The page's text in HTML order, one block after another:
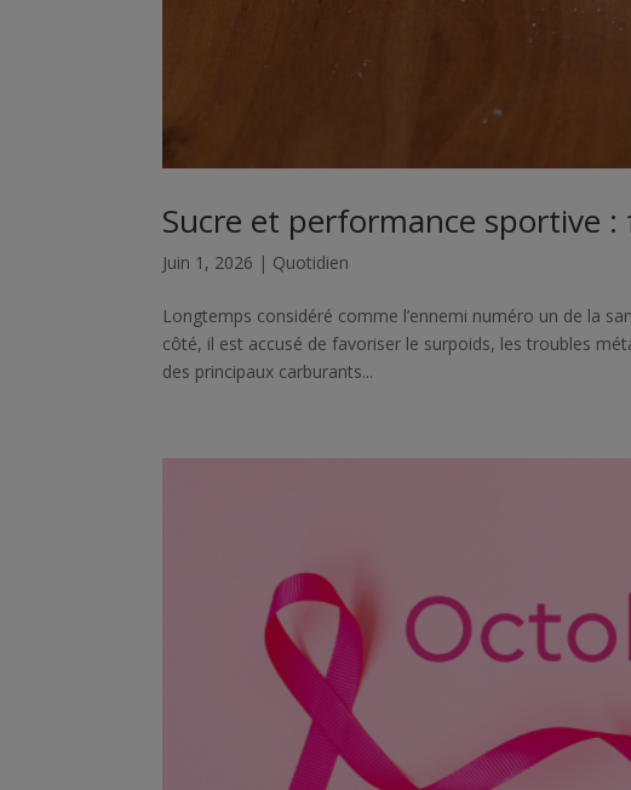
Sucre et performance sportive :
Juin 1, 2026 | Quotidien
Longtemps considéré comme l’ennemi numéro un de la
côté, il est accusé de favoriser le surpoids, les troubles
des principaux carburants...